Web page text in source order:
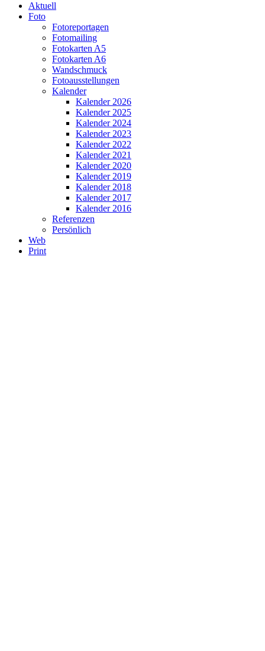
Aktuell
Foto
Fotoreportagen
Fotomailing
Fotokarten A5
Fotokarten A6
Wandschmuck
Fotoausstellungen
Kalender
Kalender 2026
Kalender 2025
Kalender 2024
Kalender 2023
Kalender 2022
Kalender 2021
Kalender 2020
Kalender 2019
Kalender 2018
Kalender 2017
Kalender 2016
Referenzen
Persönlich
Web
Print